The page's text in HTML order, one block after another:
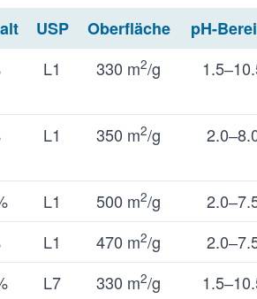
USP Oberfläche pH-
L1 330 m2/g
L1 350 m2/g
L1 500 m2/g
L1 470 m2/g
L7 330 m2/g